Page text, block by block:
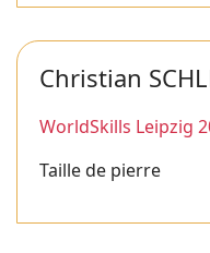
Christian
WorldSkills Leipzig
Taille de pierre